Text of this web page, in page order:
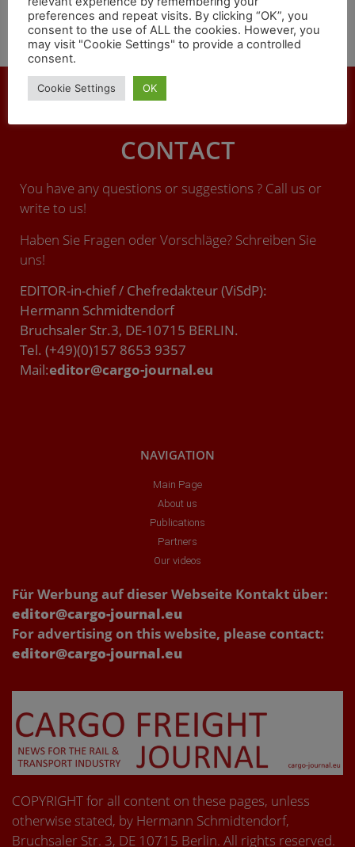
statements for the cargo company of the French state
railway Fret SNCF are to be presented. The template
states: progress is being made, albeit slowly.
CONTACT
You have any questions or suggestions ? Call us or
write to us!
Haben Sie Fragen oder Vorschläge? Schreiben Sie
uns!
EDITOR-in-chief / Chefredakteur (ViSdP):
Hermann Schmidtendorf
Bruchsaler Str.3, DE-10715 BERLIN.
Tel. (+49)(0)157 8653 9357
Mail:editor@cargo-journal.eu
NAVIGATION
Main Page
About us
Publications
Partners
Our videos
Für Werbung auf dieser Webseite Kontakt über:
editor@cargo-journal.eu
For advertising on this website, please contact:
editor@cargo-journal.eu
COPYRIGHT for all content on these pages, unless
otherwise stated, by Hermann Schmidtendorf,
Bruchsaler Str. 3, DE 10715 Berlin. All rights reserved.
preferences and repeat visits. By clicking “OK”, you
consent to the use of ALL the cookies. However, you
may visit "Cookie Settings" to provide a controlled
consent.
Cookie Settings OK